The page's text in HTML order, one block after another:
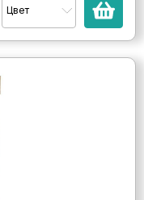
Цвет